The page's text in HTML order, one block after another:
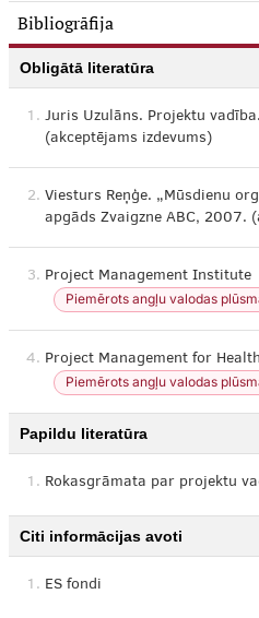
Bibliogrāfija
Obligātā literatūra
1. Juris Uzulāns. Projektu
(akceptējams izdevums)
2. Viesturs Reņģe. „Mūsdienu
apgāds Zvaigzne ABC, 2007.
3. Project Management Institute
Piemērots angļu valodas
4. Project Management for
Piemērots angļu valodas
Papildu literatūra
1. Rokasgrāmata par projektu
Citi informācijas avoti
1. ES fondi